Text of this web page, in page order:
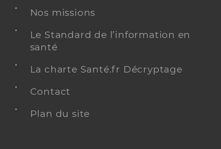
Nos missions
Le Standard de l’information en
santé
La charte Santé.fr Décryptage
Contact
Plan du site